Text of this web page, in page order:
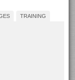
TRAINING